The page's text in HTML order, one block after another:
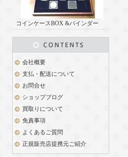
コインケースBOX &バインダー
会社概要
支払・配送について
お問合せ
ショップブログ
買取りについて
免責事項
よくあるご質問
正規販売店提携元ご紹介